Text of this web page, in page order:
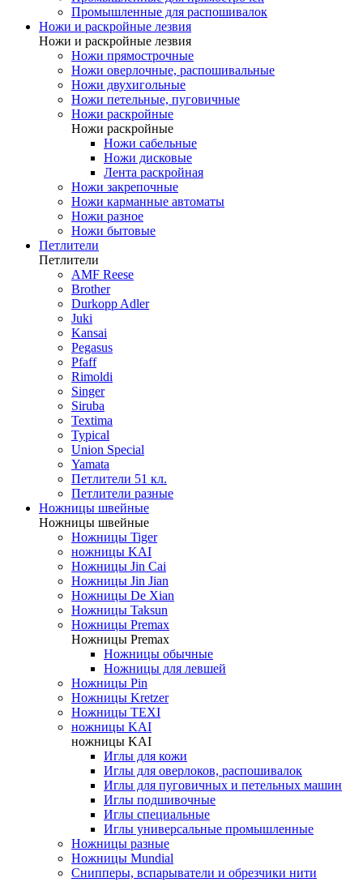
Промышленные для распошивалок
Ножи и раскройные лезвия
Ножи и раскройные лезвия
Ножи прямострочные
Ножи оверлочные, распошивальные
Ножи двухигольные
Ножи петельные, пуговичные
Ножи раскройные
Ножи раскройные
Ножи сабельные
Ножи дисковые
Лента раскройная
Ножи закрепочные
Ножи карманные автоматы
Ножи разное
Ножи бытовые
Петлители
Петлители
AMF Reese
Brother
Durkopp Adler
Juki
Kansai
Pegasus
Pfaff
Rimoldi
Singer
Siruba
Textima
Typical
Union Special
Yamata
Петлители 51 кл.
Петлители разные
Ножницы швейные
Ножницы швейные
Ножницы Tiger
ножницы KAI
Ножницы Jin Cai
Ножницы Jin Jian
Ножницы De Xian
Ножницы Taksun
Ножницы Premax
Ножницы Premax
Ножницы обычные
Ножницы для левшей
Ножницы Pin
Ножницы Kretzer
Ножницы TEXI
ножницы KAI
ножницы KAI
Иглы для кожи
Иглы для оверлоков, распошивалок
Иглы для пуговичных и петельных машин
Иглы подшивочные
Иглы специальные
Иглы универсальные промышленные
Ножницы разные
Ножницы Mundial
Снипперы, вспарыватели и обрезчики нити